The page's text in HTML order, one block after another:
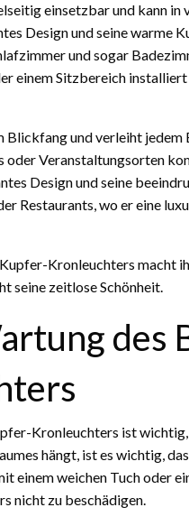
einsetzbar und kann in
Design und seine warme
und sogar
einem Sitzbereich
Blickfang und verleiht jedem
oder Veranstaltungsorten
Design und seine
Restaurants, wo er eine
Kronleuchters macht
seine zeitlose Schönheit.
des
Kronleuchters ist
hängt, ist es wichtig,
einem weichen Tuch oder
nicht zu beschädigen.